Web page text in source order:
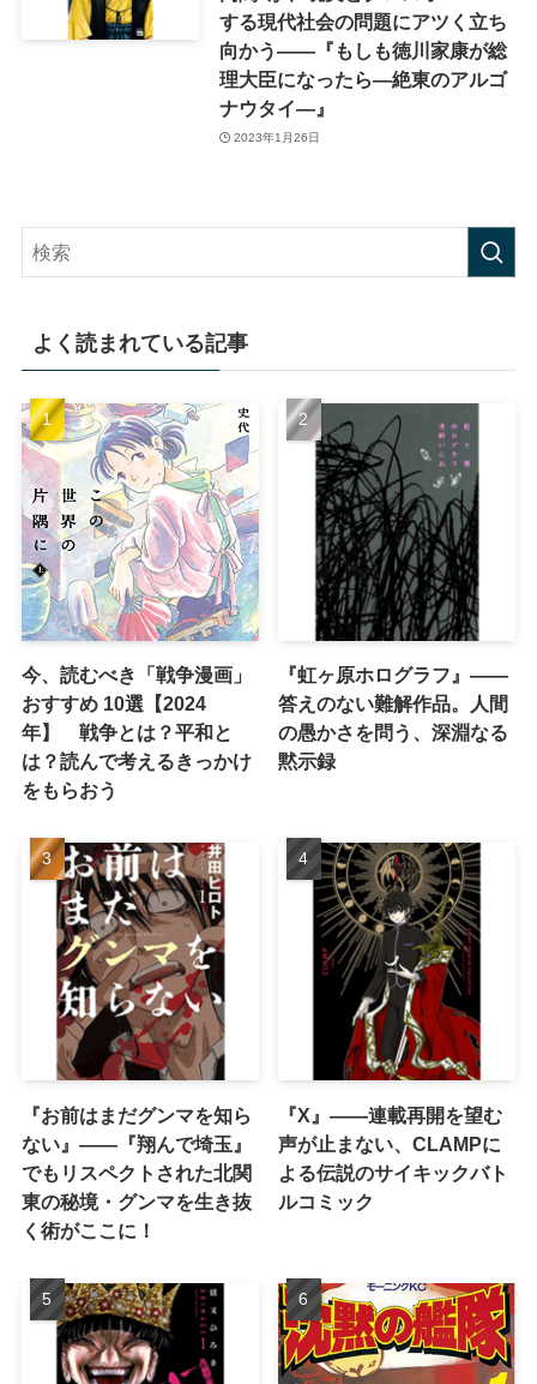
する現代社会の問題にアツく立ち
向かう――『もしも徳川家康が総
理大臣になったら―絶東のアルゴ
ナウタイ―』
2023年1月26日
よく読まれている記事
今、読むべき「戦争漫画」
おすすめ 10選【2024
年】 戦争とは？平和と
は？読んで考えるきっかけ
をもらおう
『虹ヶ原ホログラフ』——
答えのない難解作品。人間
の愚かさを問う、深淵なる
黙示録
『お前はまだグンマを知ら
ない』――『翔んで埼玉』
でもリスペクトされた北関
東の秘境・グンマを生き抜
く術がここに！
『X』——連載再開を望む
声が止まない、CLAMPに
よる伝説のサイキックバト
ルコミック